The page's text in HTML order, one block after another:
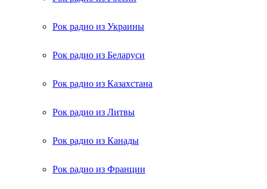
Рок радио из Украины
Рок радио из Беларуси
Рок радио из Казахстана
Рок радио из Литвы
Рок радио из Канады
Рок радио из Франции